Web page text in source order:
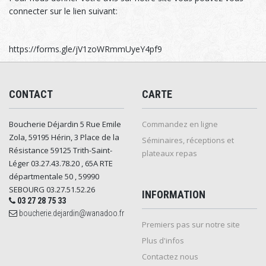
connecter sur le lien suivant:
https://forms.gle/jV1zoWRmmUyeY4pf9
CONTACT
Boucherie Déjardin 5 Rue Emile
Zola, 59195 Hérin, 3 Place de la
Résistance 59125 Trith-Saint-
Léger 03.27.43.78.20 , 65A RTE
départmentale 50 , 59990
SEBOURG 03.27.51.52.26
03 27 28 75 33
boucherie.dejardin@wanadoo.fr
CARTE
Commandez en ligne
Séminaires, réceptions et
plateaux repas
INFORMATION
Premiers pas sur notre site
Plus d'infos
Contactez nous